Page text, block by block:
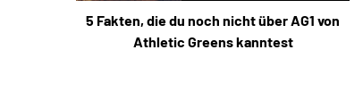
5 Fakten, die du noch nicht über AG1 von
Athletic Greens kanntest